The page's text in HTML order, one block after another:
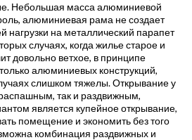
Небольшая масса алюминиевой
алюминиевая рама не создает
нагрузки на металлический парапет
случаях, когда жилье старое и
довольно ветхое, в принципе
алюминиевых конструкций,
слишком тяжелы. Открывание у
так и раздвижным,
является купейное открывание,
помещение и экономить без того
комбинация раздвижных и